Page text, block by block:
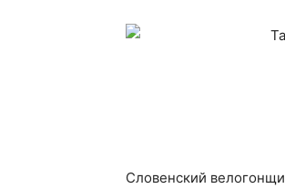
Словенский